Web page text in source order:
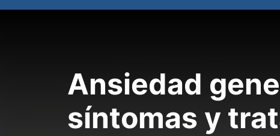
Ansiedad
síntomas y